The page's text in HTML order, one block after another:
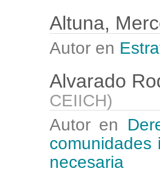
Altuna,
Autor en
Alvarado
CEIICH)
Autor en
necesaria